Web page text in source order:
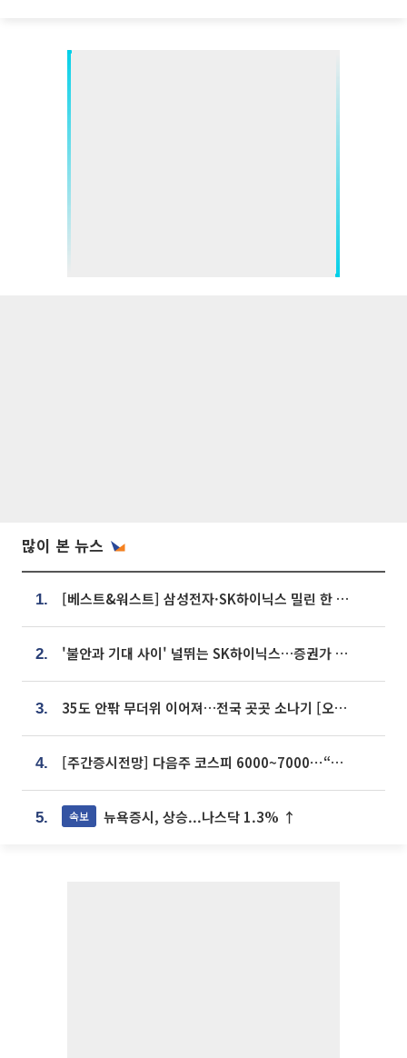
많이 본 뉴스
1. [베스트&워스트] 삼성전자·SK하이닉스 밀린 한 주…상상인증권은 85% 급등
2. '불안과 기대 사이' 널뛰는 SK하이닉스…증권가 "HBM4·LTA 기반 펀터멘털 견고"
3. 35도 안팎 무더위 이어져…전국 곳곳 소나기 [오늘 날씨]
4. [주간증시전망] 다음주 코스피 6000~7000⋯“外人 수급은 정책이 변수”
5. 속보 뉴욕증시, 상승...나스닥 1.3% ↑